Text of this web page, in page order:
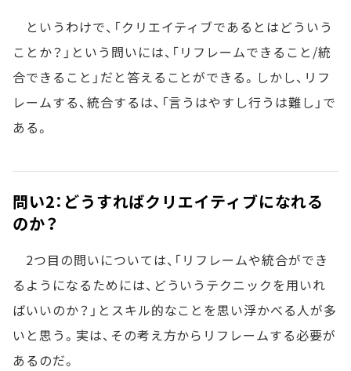
というわけで、「クリエイティブであるとはどういう
ことか？」という問いには、「リフレームできること/統
合できること」だと答えることができる。しかし、リフ
レームする、統合するは、「言うはやすし行うは難し」で
ある。
問い2：どうすればクリエイティブになれる
のか？
2つ目の問いについては、「リフレームや統合ができ
るようになるためには、どういうテクニックを用いれ
ばいいのか？」とスキル的なことを思い浮かべる人が多
いと思う。実は、その考え方からリフレームする必要が
あるのだ。